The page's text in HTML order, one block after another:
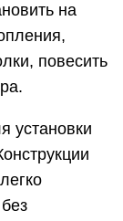
на
повесить
установки